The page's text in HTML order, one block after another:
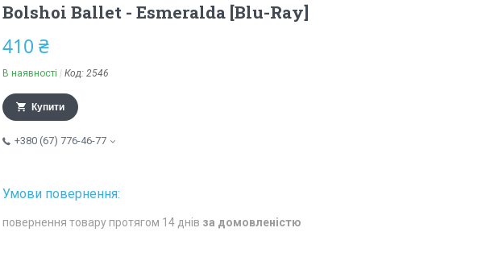
Bolshoi Ballet - Esmeralda [Blu-Ray]
410 ₴
В наявності Код: 2546
Купити
+380 (67) 776-46-77
повернення товару протягом 14 днів за домовленістю